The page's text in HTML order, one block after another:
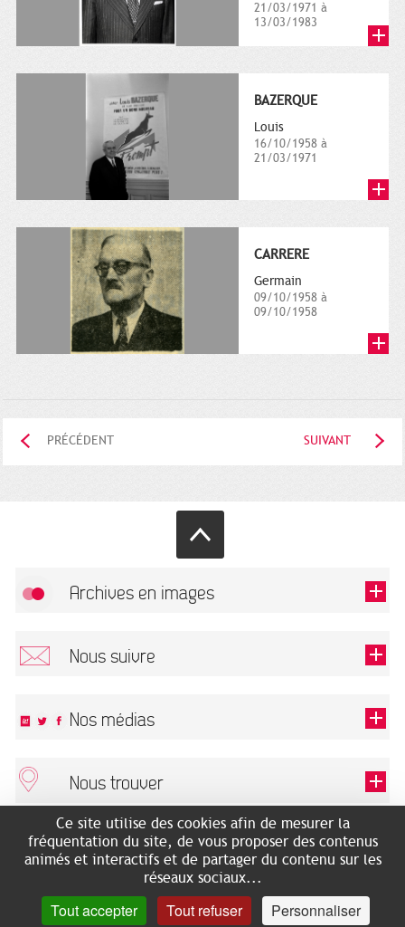
21/03/1971 à
13/03/1983
BAZERQUE
Louis
16/10/1958 à
21/03/1971
CARRERE
Germain
09/10/1958 à
09/10/1958
PRÉCÉDENT SUIVANT
Archives en images
Nous suivre
Ce champ est exigé.
Nos médias
Nous trouver
ARCHIVES MUNICIPALES
2 rue des Archives
Accès mobilité réduite :
7 avenue de Bellevue
RECHERCHES GÉNÉALOGIQUES
NOUS CONNAÎTRE
SERVICE ÉDUCATIF
LES ARCHIVES EN LIGNE
HISTOIRE DE TOULOUSE
Ce site utilise des cookies afin de mesurer la
fréquentation du site, de vous proposer des contenus
animés et interactifs et de partager du contenu sur les
réseaux sociaux...
Tout accepter Tout refuser Personnaliser